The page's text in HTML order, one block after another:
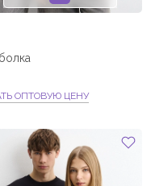
ОПТОВУЮ ЦЕНУ